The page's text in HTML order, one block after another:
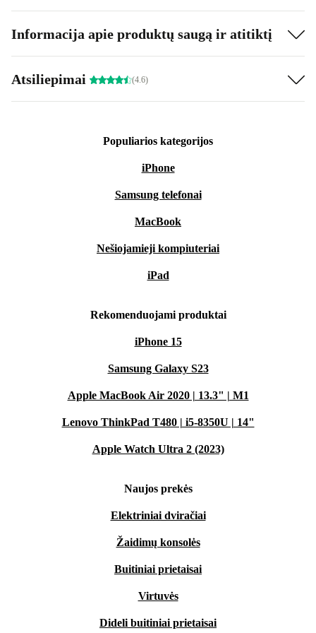
Informacija apie produktų saugą ir atitiktį
Atsiliepimai (4.6)
Populiarios kategorijos
iPhone
Samsung telefonai
MacBook
Nešiojamieji kompiuteriai
iPad
Rekomenduojami produktai
iPhone 15
Samsung Galaxy S23
Apple MacBook Air 2020 | 13.3" | M1
Lenovo ThinkPad T480 | i5-8350U | 14"
Apple Watch Ultra 2 (2023)
Naujos prekės
Elektriniai dviračiai
Žaidimų konsolės
Buitiniai prietaisai
Virtuvės
Dideli buitiniai prietaisai